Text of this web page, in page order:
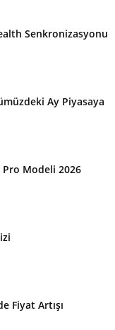
Senkronizasyonu
Ay Piyasaya
Pro Modeli 2026
Fiyat Artışı